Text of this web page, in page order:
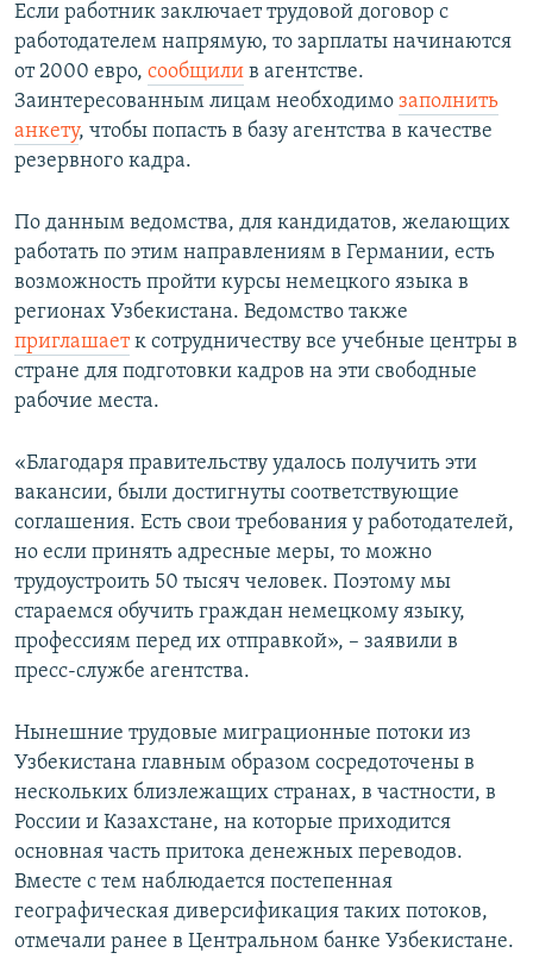
Если работник заключает трудовой договор с
работодателем напрямую, то зарплаты начинаются
от 2000 евро, сообщили в агентстве.
Заинтересованным лицам необходимо заполнить
анкету, чтобы попасть в базу агентства в качестве
резервного кадра.
По данным ведомства, для кандидатов, желающих
работать по этим направлениям в Германии, есть
возможность пройти курсы немецкого языка в
регионах Узбекистана. Ведомство также
приглашаетк сотрудничеству все учебные центры в
стране для подготовки кадров на эти свободные
рабочие места.
«Благодаря правительству удалось получить эти
вакансии, были достигнуты соответствующие
соглашения. Есть свои требования у работодателей,
но если принять адресные меры, то можно
трудоустроить 50 тысяч человек. Поэтому мы
стараемся обучить граждан немецкому языку,
профессиям перед их отправкой», – заявили в
пресс-службе агентства.
Нынешние трудовые миграционные потоки из
Узбекистана главным образом сосредоточены в
нескольких близлежащих странах, в частности, в
России и Казахстане, на которые приходится
основная часть притока денежных переводов.
Вместе с тем наблюдается постепенная
географическая диверсификация таких потоков,
отмечали ранее в Центральном банке Узбекистане.